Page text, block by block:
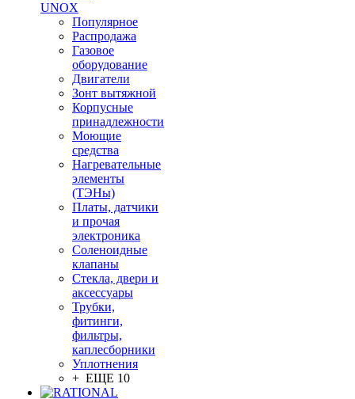
UNOX
Популярное
Распродажа
Газовое
оборудование
Двигатели
Зонт вытяжной
Корпусные
принадлежности
Моющие
средства
Нагревательные
элементы
(ТЭНы)
Платы, датчики
и прочая
электроника
Соленоидные
клапаны
Стекла, двери и
аксессуары
Трубки,
фитинги,
фильтры,
каплесборники
Уплотнения
+ ЕЩЕ 10